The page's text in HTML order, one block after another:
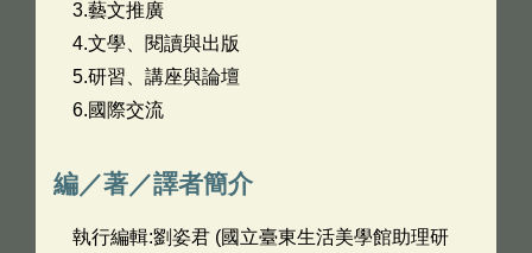
3.藝文推廣
4.文學、閱讀與出版
5.研習、講座與論壇
6.國際交流
編／著／譯者簡介
執行編輯:劉姿君 (國立臺東生活美學館助理研